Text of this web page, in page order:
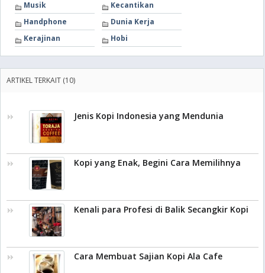
Musik
Kecantikan
Handphone
Dunia Kerja
Kerajinan
Hobi
ARTIKEL TERKAIT (10)
Jenis Kopi Indonesia yang Mendunia
Kopi yang Enak, Begini Cara Memilihnya
Kenali para Profesi di Balik Secangkir Kopi
Cara Membuat Sajian Kopi Ala Cafe